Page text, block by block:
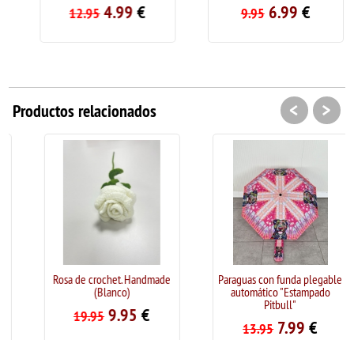
12.95 4.99€ 9.95 6.99€
Productos relacionados
Rosa de crochet. Handmade
(Blanco)
19.95 9.95€
Paraguas con funda plegable
automático "Estampado
Pitbull"
13.95 7.99€
< >